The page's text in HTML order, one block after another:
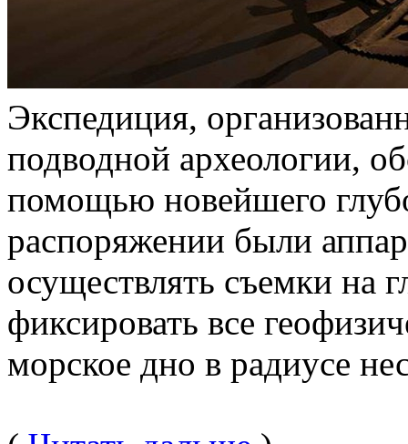
Экспедиция,
подводной археологии,
помощью новейшего
распоряжении были
осуществлять съемки на
фиксировать все
морское дно в радиусе